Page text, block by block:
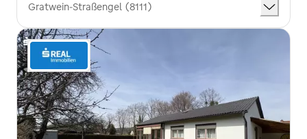
Gratwein-Straßengel (8111)